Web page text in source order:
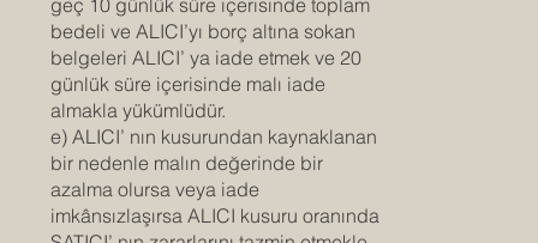
bedeli ve ALICI’yı borç altına sokan
belgeleri ALICI’ ya iade etmek ve 20
günlük süre içerisinde malı iade
almakla yükümlüdür.
e) ALICI’ nın kusurundan kaynaklanan
bir nedenle malın değerinde bir
azalma olursa veya iade
imkânsızlaşırsa ALICI kusuru oranında